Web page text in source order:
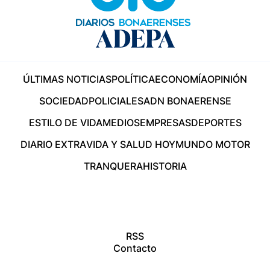
ÚLTIMAS NOTICIASPOLÍTICAECONOMÍAOPINIÓN
SOCIEDADPOLICIALESADN BONAERENSE
ESTILO DE VIDAMEDIOSEMPRESASDEPORTES
DIARIO EXTRAVIDA Y SALUD HOYMUNDO MOTOR
TRANQUERAHISTORIA
RSS
Contacto